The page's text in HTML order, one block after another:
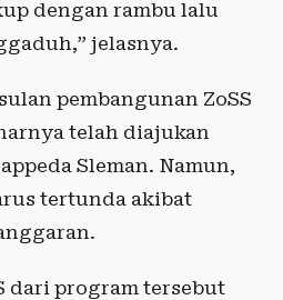
dengan rambu lalu
jelasnya.
pembangunan ZoSS
telah diajukan
Sleman. Namun,
tertunda akibat
dari program tersebut